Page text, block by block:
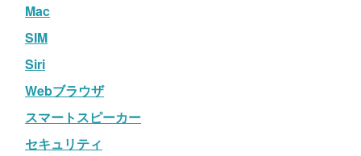
Mac
SIM
Siri
Webブラウザ
スマートスピーカー
セキュリティ